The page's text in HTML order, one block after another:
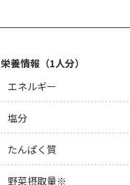
栄養情報（1人分）
エネルギー
塩分
たんぱく質
野菜摂取量※